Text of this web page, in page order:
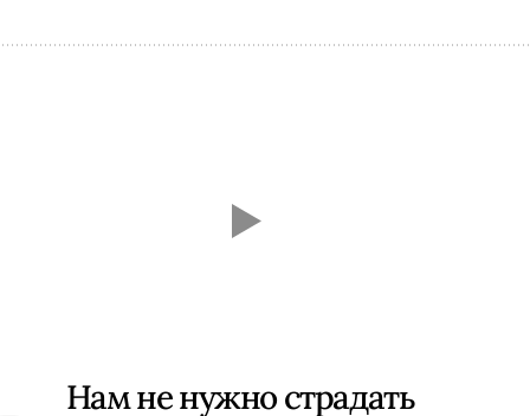
Нам не нужно страдать